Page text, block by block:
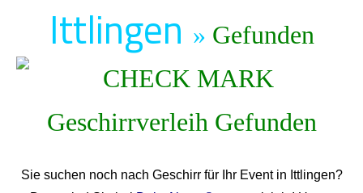
Ittlingen » Gefunden
Sie suchen noch nach Geschirr für Ihr Event in Ittlingen?